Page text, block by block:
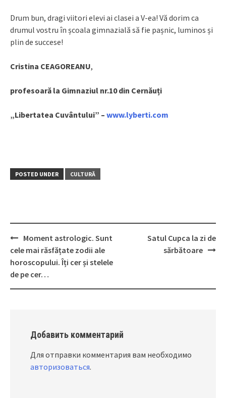
Drum bun, dragi viitori elevi ai clasei a V-ea! Vă dorim ca
drumul vostru în școala gimnazială să fie pașnic, luminos și
plin de succese!
Cristina CEAGOREANU,
profesoară la Gimnaziul nr.10 din Cernăuți
„Libertatea Cuvântului” – www.lyberti.com
POSTED UNDER CULTURĂ
Post
navigation
Moment astrologic. Sunt
cele mai răsfățate zodii ale
horoscopului. Îți cer și stelele
de pe cer…
Satul Cupca la zi de
sărbătoare
Добавить комментарий
Для отправки комментария вам необходимо
авторизоваться.